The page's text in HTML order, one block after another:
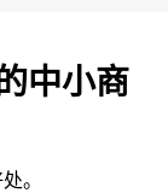
中小商
。